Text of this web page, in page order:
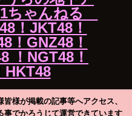
ちゃんねる
！JKT48！
！GNZ48！
！NGT48！
HKT48
様が掲載の記事等へアクセス、
事でかろうじて運営できています